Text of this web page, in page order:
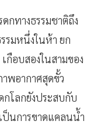
กทางธรรมชาติถึง
รมหนึ่งในห้า ยก
กือบสองในสามของ
พอากาศสุดขั้ว
โลกยังประสบกับ
ป็นการขาดแคลนน้ำ